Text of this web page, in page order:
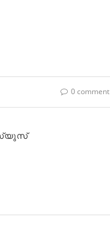
0 comment